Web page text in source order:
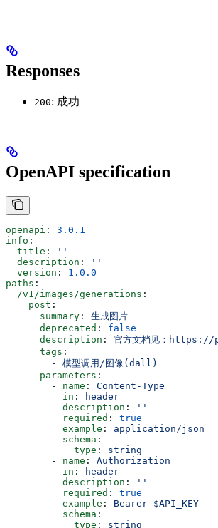
Responses
200: 成功
OpenAPI specification
openapi : 3.0.1
info :
  title
:
''
  description
:
''
  version
: 1.0.0
paths :
  /v1/images/generations
:
    post
:
      summary
: 生成图片
      deprecated
: false
      description
: 官方文档见：
      tags
:
        -
模型调用/图像(dall)
      parameters
:
        -
name : Content-Type
          in
:
header
          description
:
''
          required
: true
          example
: application/json
          schema
:
            type
: string
        -
name : Authorization
          in
:
header
          description
:
''
          required
: true
          example
: Bearer $API_KEY
          schema
:
            type
: string